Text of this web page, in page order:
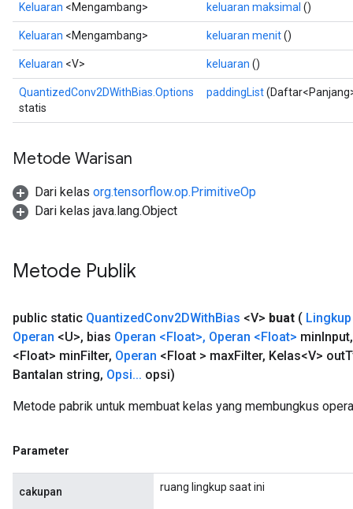
Keluaran <Mengambang> keluaran maksimal ()
Keluaran <Mengambang> keluaran menit()
Keluaran <V> keluaran ()
QuantizedConv2DWithBias.Options
statis
paddingList
Metode Warisan
Dari kelas org.tensorflow.op.PrimitiveOp
Dari kelas java.lang.Object
Metode Publik
public static QuantizedConv2DWithBias <V> buat ( Lingkup
Operan <U>, bias Operan <Float>, Operan <Float> minInput,
<Float> minFilter, Operan <Float > maxFilter, Kelas<V> out
Bantalan string, Opsi... opsi)
Metode pabrik untuk membuat kelas yang membungkus
Parameter
cakupan ruang lingkup saat ini